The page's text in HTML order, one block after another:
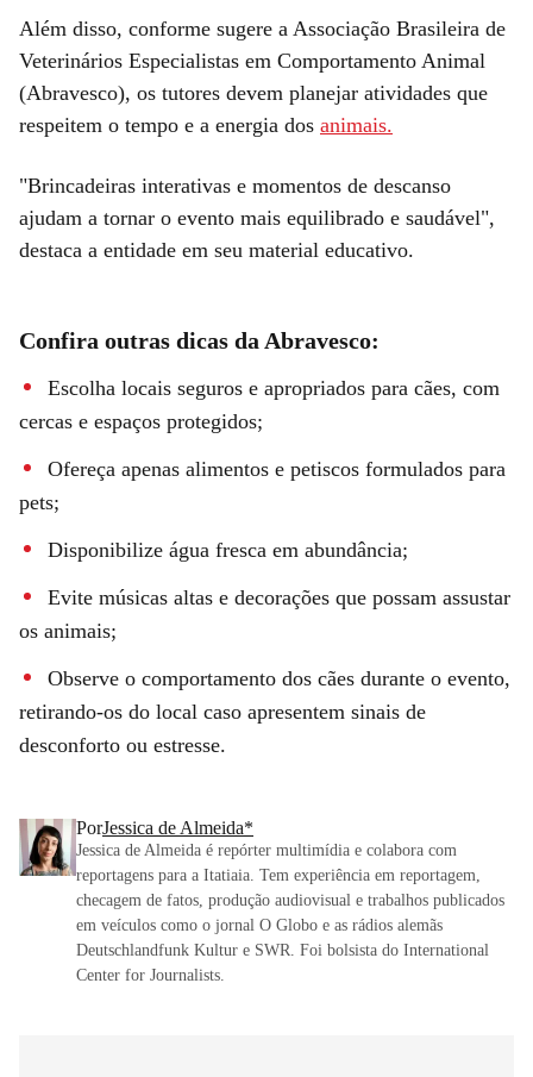
Além disso, conforme sugere a Associação Brasileira de
Veterinários Especialistas em Comportamento Animal
(Abravesco), os tutores devem planejar atividades que
respeitem o tempo e a energia dos animais.
"Brincadeiras interativas e momentos de descanso
ajudam a tornar o evento mais equilibrado e saudável",
destaca a entidade em seu material educativo.
Confira outras dicas da Abravesco:
Escolha locais seguros e apropriados para cães, com
cercas e espaços protegidos;
Ofereça apenas alimentos e petiscos formulados para
pets;
Disponibilize água fresca em abundância;
Evite músicas altas e decorações que possam assustar
os animais;
Observe o comportamento dos cães durante o evento,
retirando-os do local caso apresentem sinais de
desconforto ou estresse.
PorJessica de Almeida*
Jessica de Almeida é repórter multimídia e colabora com
reportagens para a Itatiaia. Tem experiência em reportagem,
checagem de fatos, produção audiovisual e trabalhos publicados
em veículos como o jornal O Globo e as rádios alemãs
Deutschlandfunk Kultur e SWR. Foi bolsista do International
Center for Journalists.